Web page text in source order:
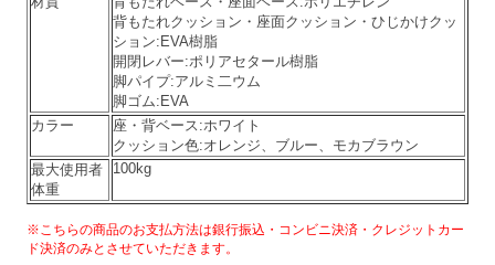
背もたれクッション・座面クッション・ひじかけクッ
ション:EVA樹脂
開閉レバー:ポリアセタール樹脂
脚パイプ:アルミ二ウム
脚ゴム:EVA
カラー
座・背ベース:ホワイト
クッション色:オレンジ、ブルー、モカブラウン
最大使用者
体重
100kg
※こちらの商品のお支払方法は銀行振込・コンビニ決済・クレジットカー
ド決済のみとさせていただきます。